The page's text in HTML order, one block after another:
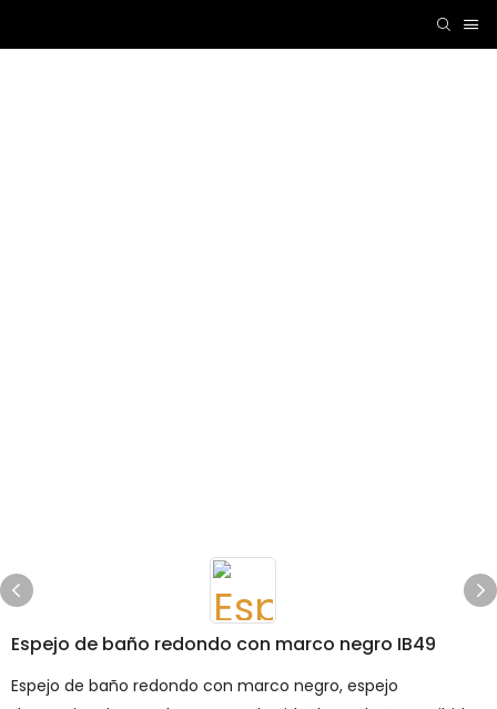
Espejo de baño redondo con marco negro IB49
Espejo de baño redondo con marco negro, espejo